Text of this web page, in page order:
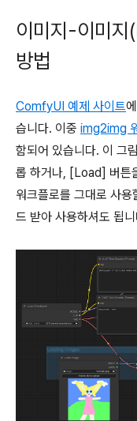
이미지-이미
방법
ComfyUI 예제 사이트
습니다. 이중 img2img
함되어 있습니다. 이 그
롭 하거나, [Load] 버튼
워크플로를 그대로 사
드 받아 사용하셔도 됩